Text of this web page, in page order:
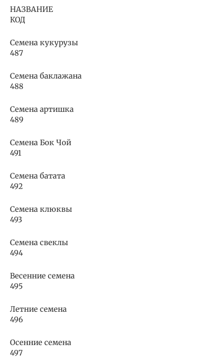
НАЗВАНИЕ
КОД
Семена кукурузы
487
Семена баклажана
488
Семена артишка
489
Семена Бок Чой
491
Семена батата
492
Семена клюквы
493
Семена свеклы
494
Весенние семена
495
Летние семена
496
Осенние семена
497